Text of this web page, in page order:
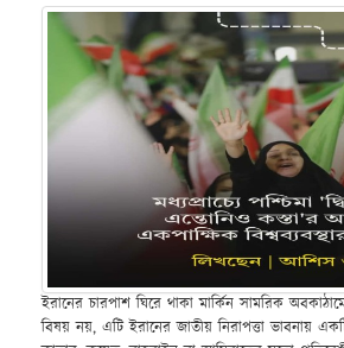
ইরানের চারপাশ ঘিরে থাকা মার্কিন সামরিক
বিষয় নয়, এটি ইরানের জাতীয় নিরাপত্তা ভাবনায়